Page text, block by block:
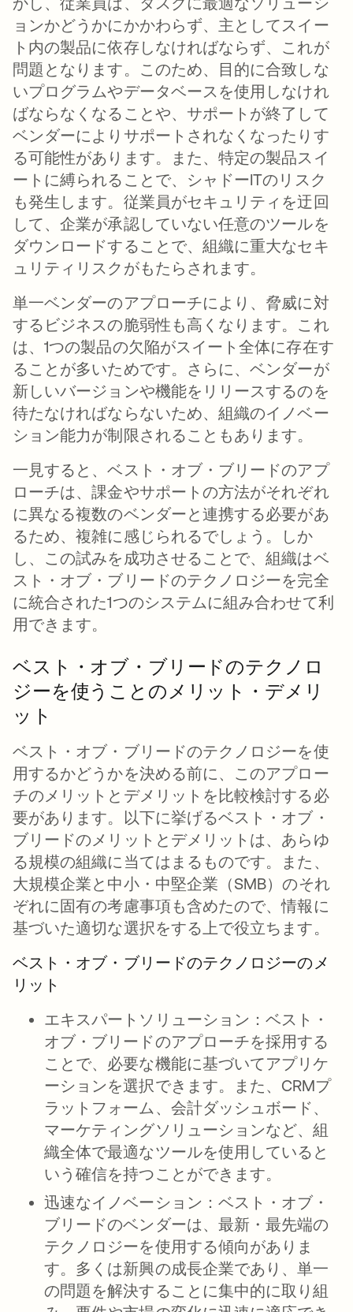
ョンかどうかにかかわらず、主としてスイー
ト内の製品に依存しなければならず、これが
問題となります。このため、目的に合致しな
いプログラムやデータベースを使用しなけれ
ばならなくなることや、サポートが終了して
ベンダーによりサポートされなくなったりす
る可能性があります。また、特定の製品スイ
ートに縛られることで、シャドーITのリスク
も発生します。従業員がセキュリティを迂回
して、企業が承認していない任意のツールを
ダウンロードすることで、組織に重大なセキ
ュリティリスクがもたらされます。
単一ベンダーのアプローチにより、脅威に対
するビジネスの脆弱性も高くなります。これ
は、1つの製品の欠陥がスイート全体に存在す
ることが多いためです。さらに、ベンダーが
新しいバージョンや機能をリリースするのを
待たなければならないため、組織のイノベー
ション能力が制限されることもあります。
一見すると、ベスト・オブ・ブリードのアプ
ローチは、課金やサポートの方法がそれぞれ
に異なる複数のベンダーと連携する必要があ
るため、複雑に感じられるでしょう。しか
し、この試みを成功させることで、組織はベ
スト・オブ・ブリードのテクノロジーを完全
に統合された1つのシステムに組み合わせて利
用できます。
ベスト・オブ・ブリードのテクノロ
ジーを使うことのメリット・デメリ
ット
ベスト・オブ・ブリードのテクノロジーを使
用するかどうかを決める前に、このアプロー
チのメリットとデメリットを比較検討する必
要があります。以下に挙げるベスト・オブ・
ブリードのメリットとデメリットは、あらゆ
る規模の組織に当てはまるものです。また、
大規模企業と中小・中堅企業（SMB）のそれ
ぞれに固有の考慮事項も含めたので、情報に
基づいた適切な選択をする上で役立ちます。
ベスト・オブ・ブリードのテクノロジーのメ
リット
エキスパートソリューション：ベスト・
オブ・ブリードのアプローチを採用する
ことで、必要な機能に基づいてアプリケ
ーションを選択できます。また、CRMプ
ラットフォーム、会計ダッシュボード、
マーケティングソリューションなど、組
織全体で最適なツールを使用していると
いう確信を持つことができます。
迅速なイノベーション： ベスト・オブ・
ブリードのベンダーは、最新・最先端の
テクノロジーを使用する傾向がありま
す。多くは新興の成長企業であり、単一
の問題を解決することに集中的に取り組